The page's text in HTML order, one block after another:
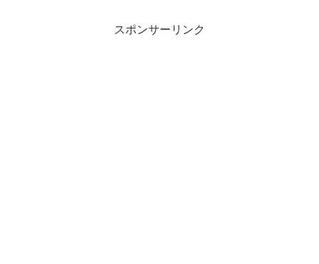
スポンサーリンク